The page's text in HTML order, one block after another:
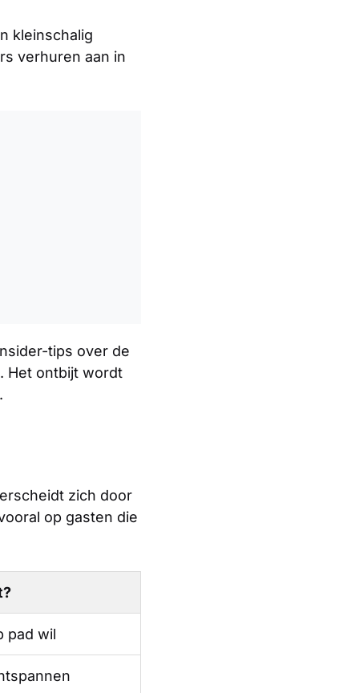
kleinschalig
verhuren aan in
tips over de
Het ontbijt wordt
zich door
op gasten die
pad wil